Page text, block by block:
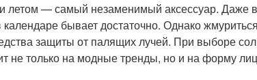
летом — самый незаменимый аксессуар. Даже
бывает достаточно. Однако
защиты от палящих лучей. При выборе
не только на модные тренды, но и на форму